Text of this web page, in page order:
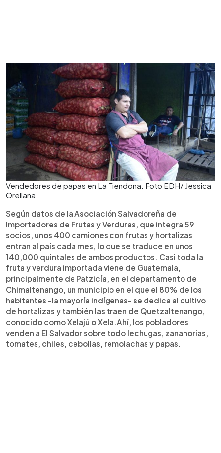
Vendedores de papas en La Tiendona. Foto EDH/ Jessica
Orellana
Según datos de la Asociación Salvadoreña de
Importadores de Frutas y Verduras, que integra 59
socios, unos 400 camiones con frutas y hortalizas
entran al país cada mes, lo que se traduce en unos
140,000 quintales de ambos productos. Casi toda la
fruta y verdura importada viene de Guatemala,
principalmente de Patzicía, en el departamento de
Chimaltenango, un municipio en el que el 80% de los
habitantes -la mayoría indígenas- se dedica al cultivo
de hortalizas y también las traen de Quetzaltenango,
conocido como Xelajú o Xela.Ahí, los pobladores
venden a El Salvador sobre todo lechugas, zanahorias,
tomates, chiles, cebollas, remolachas y papas.